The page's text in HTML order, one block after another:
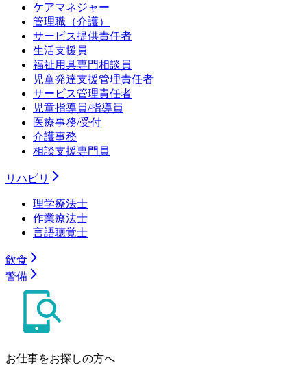
ケアマネジャー
管理職（介護）
サービス提供責任者
生活支援員
福祉用具専門相談員
児童発達支援管理責任者
サービス管理責任者
児童指導員/指導員
医療事務/受付
介護事務
相談支援専門員
リハビリ
理学療法士
作業療法士
言語聴覚士
飲食
警備
お仕事をお探しの方へ